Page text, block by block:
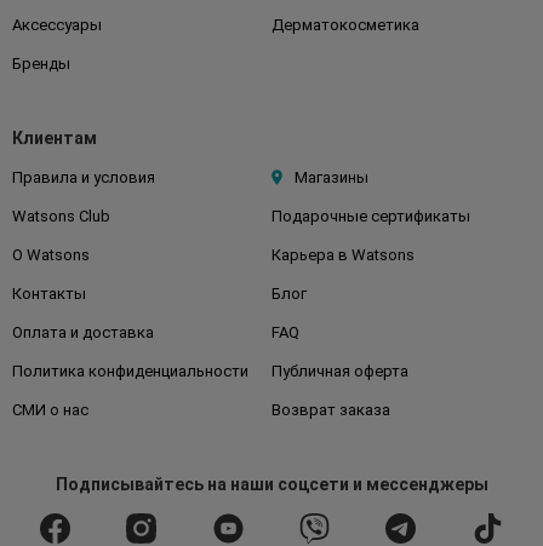
Аксессуары Дерматокосметика
Бренды
Клиентам
Правила и условия Магазины
Watsons Club Подарочные сертификаты
О Watsons Карьера в Watsons
Контакты Блог
Оплата и доставка FAQ
Политика конфиденциальности Публичная оферта
СМИ о нас Возврат заказа
Подписывайтесьна наши соцсети и мессенджеры